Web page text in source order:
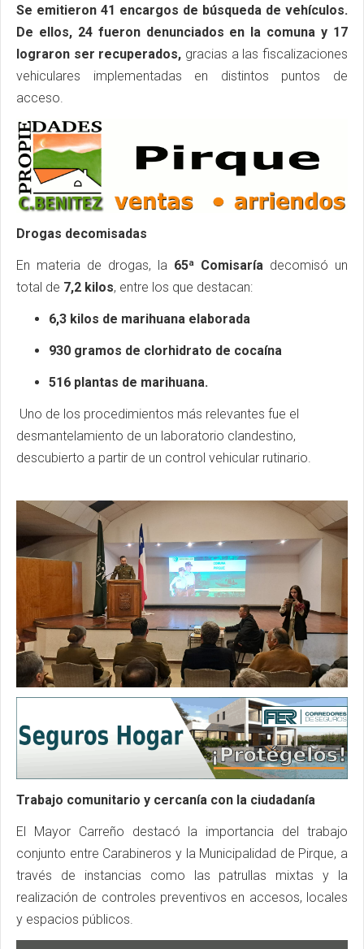
Se emitieron 41 encargos de búsqueda de vehículos.
De ellos, 24 fueron denunciados en la comuna y 17
lograron ser recuperados, gracias a las fiscalizaciones
vehiculares implementadas en distintos puntos de
acceso.
Drogas decomisadas
En materia de drogas, la 65ª Comisaría decomisó un
total de 7,2 kilos, entre los que destacan:
6,3 kilos de marihuana elaborada
930 gramos de clorhidrato de cocaína
516 plantas de marihuana.
Uno de los procedimientos más relevantes fue el
desmantelamiento de un laboratorio clandestino,
descubierto a partir de un control vehicular rutinario.
Trabajo comunitario y cercanía con la ciudadanía
El Mayor Carreño destacó la importancia del trabajo
conjunto entre Carabineros y la Municipalidad de Pirque, a
través de instancias como las patrullas mixtas y la
realización de controles preventivos en accesos, locales
y espacios públicos.